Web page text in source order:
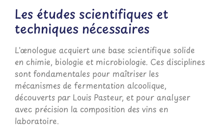
Les études scientifiques et
techniques nécessaires
L'œnologue acquiert une base scientifique solide
en chimie, biologie et microbiologie. Ces disciplines
sont fondamentales pour maîtriser les
mécanismes de fermentation alcoolique,
découverts par Louis Pasteur, et pour analyser
avec précision la composition des vins en
laboratoire.